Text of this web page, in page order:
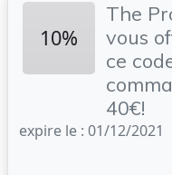
10%
The
vous
ce
40€!
expire le : 01/12/2021